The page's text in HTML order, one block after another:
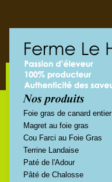
Foie gras de canard entier
Magret au foie gras
Cou Farci au Foie Gras
Terrine Landaise
Paté de l'Adour
Pâté de Chalosse